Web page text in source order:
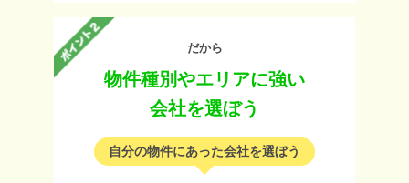
だから
物件種別やエリアに強い
会社を選ぼう
自分の物件にあった会社を選ぼう